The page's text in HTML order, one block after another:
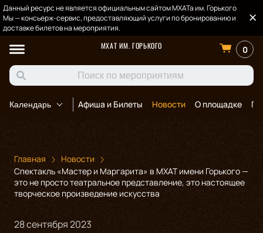
Данный ресурс не является официальным сайтом МХАТа им. Горького
Мы — консьерж-сервис, предоставляющий услуги по бронированию и
доставке билетов на мероприятия.
МХАТ ИМ. ГОРЬКОГО
0
Календарь Афиша и Билеты Новости О площадке
Главная
Новости
Спектакль «Мастер и Маргарита» в МХАТ имени Горького —
это не просто театральное представление, это настоящее
творческое произведение искусства
28 сентября 2023